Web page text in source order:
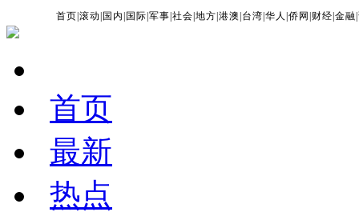
首页 |滚动 国内 国际 |军事 |社会 |地方 |港澳 台湾 |华人 |侨网 财经 |金融 |
首页
最新
热点